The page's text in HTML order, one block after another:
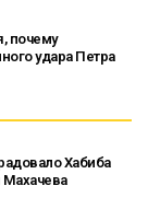
почему
удара Петра
Хабиба